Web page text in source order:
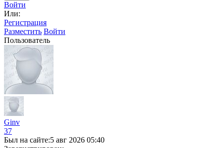
Войти
Или:
Регистрация
Разместить Войти
Пользователь
Ginv
37
Был на сайте:5 авг 2026 05:40